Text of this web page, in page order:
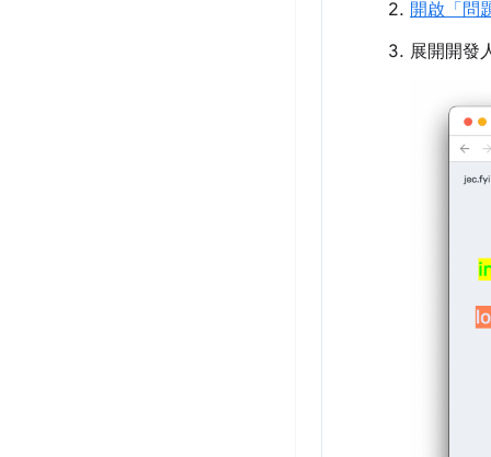
開啟「問
展開開發